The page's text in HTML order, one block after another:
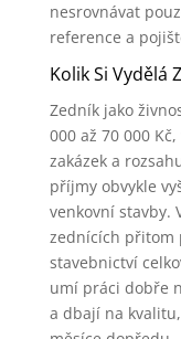
nesrovnávat
reference a
Kolik Si Vydělá
Zedník jako
000 až 70 000
zakázek a
příjmy obvykle
venkovní stavby.
zednících přitom
stavebnictví
umí práci dobře
a dbají na